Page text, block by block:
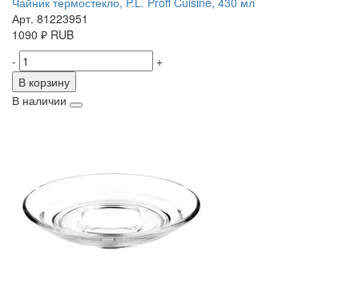
Арт. 81223951
1090 ₽ RUB
-
+
В корзину
В наличии